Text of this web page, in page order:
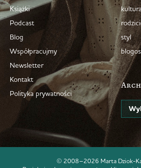
Książki
Podcast
Blog
Współpracujmy
Newsletter
Kontakt
Polityka prywatności
styl
© 2008–2026 Marta Dziok-